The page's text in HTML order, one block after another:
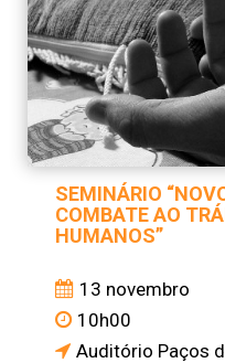
SEMINÁRIO
COMBATE AO
HUMANOS”
13 novembro
10h00
Auditório Paços